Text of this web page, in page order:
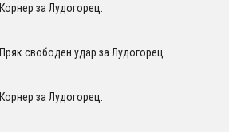
Корнер за Лудогорец.
Пряк свободен удар за Лудогорец.
Корнер за Лудогорец.